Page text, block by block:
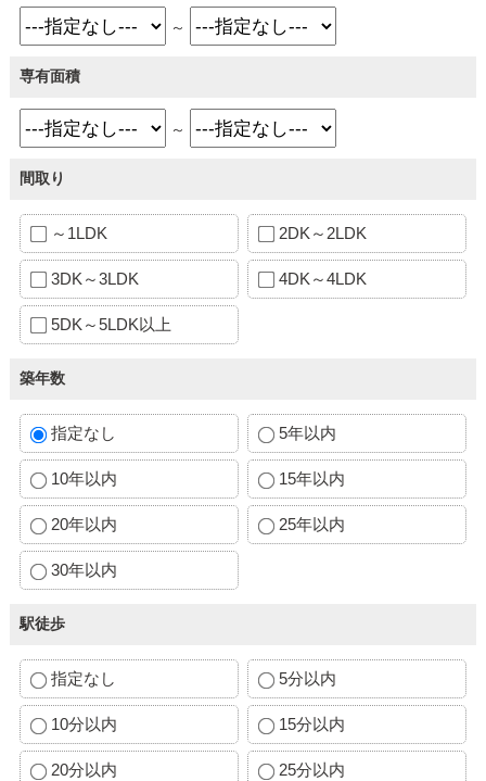
～
専有面積
～
間取り
～1LDK 2DK～2LDK
3DK～3LDK 4DK～4LDK
5DK～5LDK以上
築年数
指定なし 5年以内
10年以内 15年以内
20年以内 25年以内
30年以内
駅徒歩
指定なし 5分以内
10分以内 15分以内
20分以内 25分以内